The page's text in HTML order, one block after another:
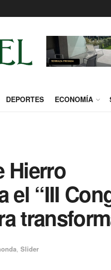
DEPORTES ECONOMÍA
Hierro
el “III
, Slider